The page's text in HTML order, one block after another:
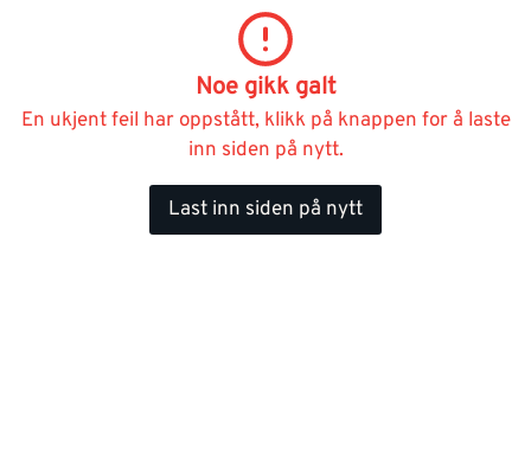
Noe gikk galt
En ukjent feil har oppstått, klikk på knappen for å laste
inn siden på nytt.
Last inn siden på nytt